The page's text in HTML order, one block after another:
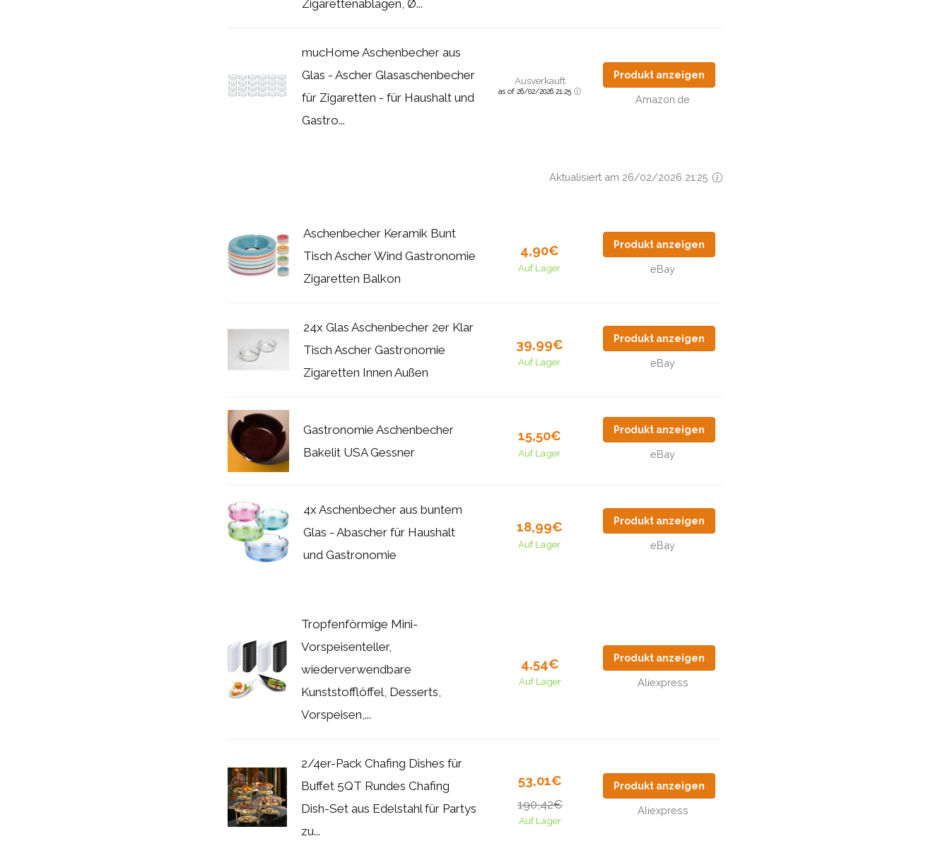
Zigarettenablagen, Ø...
mucHome Aschenbecher aus
Glas - Ascher Glasaschenbecher
für Zigaretten - für Haushalt und
Gastro...
Ausverkauft
as of 26/02/2026 21:25
Produkt anzeigen
Amazon.de
Aktualisiert am 26/02/2026 21:25
Aschenbecher Keramik Bunt
Tisch Ascher Wind Gastronomie
Zigaretten Balkon
4,90€
Auf Lager
Produkt anzeigen
eBay
24x Glas Aschenbecher 2er Klar
Tisch Ascher Gastronomie
Zigaretten Innen Außen
39,99€
Auf Lager
Produkt anzeigen
eBay
Gastronomie Aschenbecher
Bakelit USA Gessner
15,50€
Auf Lager
Produkt anzeigen
eBay
4x Aschenbecher aus buntem
Glas - Abascher für Haushalt
und Gastronomie
18,99€
Auf Lager
Produkt anzeigen
eBay
Tropfenförmige Mini-
Vorspeisenteller,
wiederverwendbare
Kunststofflöffel, Desserts,
Vorspeisen,...
4,54€
Auf Lager
Produkt anzeigen
Aliexpress
2/4er-Pack Chafing Dishes für
Buffet 5QT Rundes Chafing
Dish-Set aus Edelstahl für Partys
zu...
53,01€
190,42€
Auf Lager
Produkt anzeigen
Aliexpress